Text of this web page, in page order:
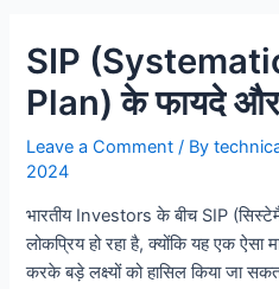
SIP
Plan) के फायदे
Leave a Comment / By
2024
भारतीय Investors के बीच SIP
लोकप्रिय हो रहा है, क्योंकि यह एक
करके बड़े लक्ष्यों को हासिल किया जा